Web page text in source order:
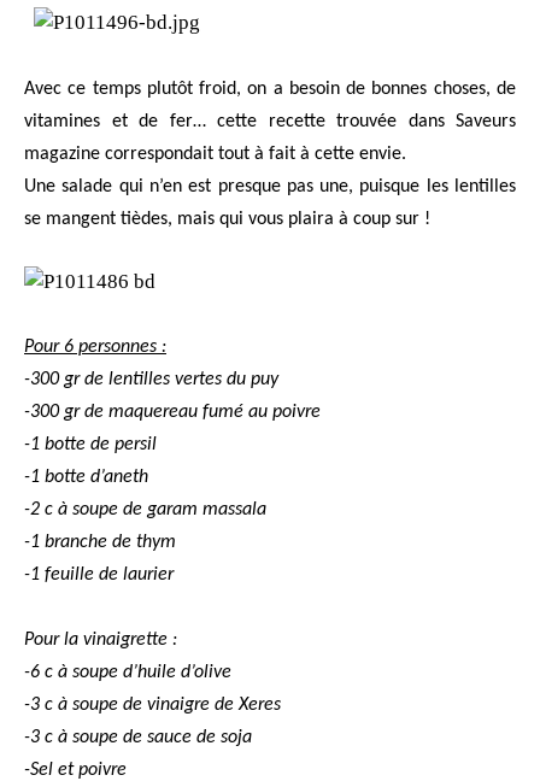
Avec ce temps plutôt froid, on a besoin de bonnes choses, de
vitamines et de fer… cette recette trouvée dans Saveurs
magazine correspondait tout à fait à cette envie.
Une salade qui n’en est presque pas une, puisque les lentilles
se mangent tièdes, mais qui vous plaira à coup sur !
Pour 6 personnes :
-300 gr de lentilles vertes du puy
-300 gr de maquereau fumé au poivre
-1 botte de persil
-1 botte d’aneth
-2 c à soupe de garam massala
-1 branche de thym
-1 feuille de laurier
Pour la vinaigrette :
-6 c à soupe d’huile d’olive
-3 c à soupe de vinaigre de Xeres
-3 c à soupe de sauce de soja
-Sel et poivre